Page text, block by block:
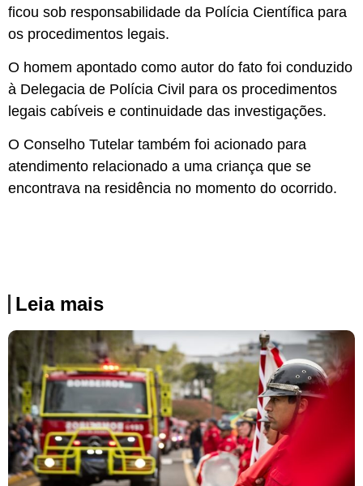
ficou sob responsabilidade da Polícia Científica para
os procedimentos legais.
O homem apontado como autor do fato foi conduzido
à Delegacia de Polícia Civil para os procedimentos
legais cabíveis e continuidade das investigações.
O Conselho Tutelar também foi acionado para
atendimento relacionado a uma criança que se
encontrava na residência no momento do ocorrido.
Leia mais